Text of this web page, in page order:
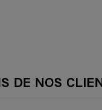
DE NOS